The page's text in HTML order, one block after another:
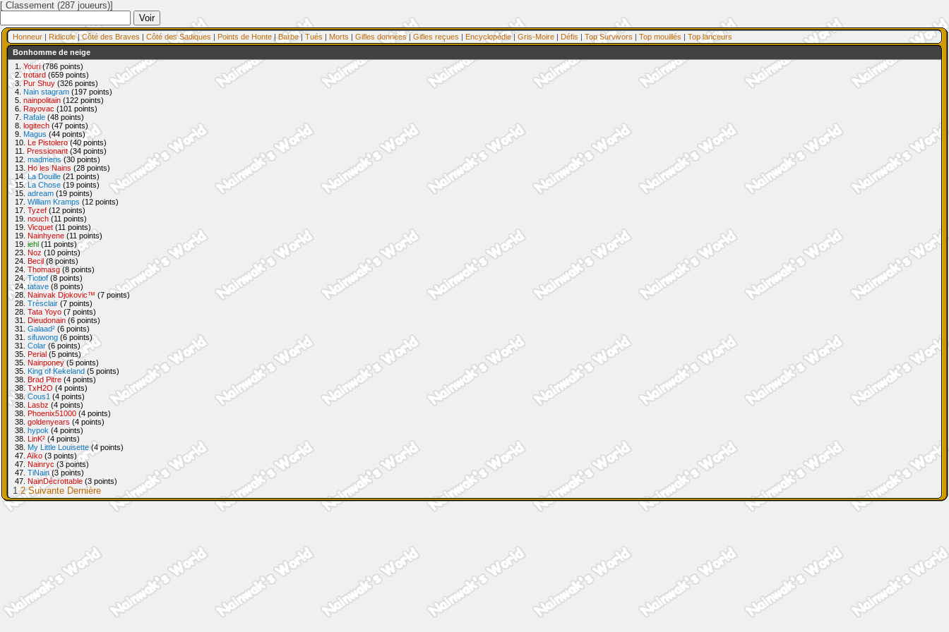
[ Classement (287 joueurs)]
Honneur | Ridicule|Côté des Braves | Côté des Sadiques | Points de Honte |Barbe| Tués | Morts | Gifles données | Gifles reçues | Encyclopédie| Gris-Moire | Défis | Top Survivors | Top mouillés | Top lanceurs
Bonhomme de neige
1. Youri(786 points)
2.trotard (659 points)
3. Pur Shuy (326 points)
4. Nain stagram (197 points)
5. nainpolitain (122 points)
6. Rayovac (101 points)
7. Rafale (48 points)
8. logitech (47 points)
9. Magus (44 points)
10. Le Pistolero(40 points)
11. Pressionant(34 points)
12. madmens(30 points)
13. Ho les Nains (28 points)
14.La Douille (21 points)
15.La Chose (19 points)
15. adream (19 points)
17. William Kramps (12 points)
17. Tyzef (12 points)
19. nouch (11 points)
19. Vicquet (11 points)
19. Nainhyene (11 points)
19. iehl (11 points)
23. Noz (10 points)
24. Becil (8 points)
24. Thomasg(8 points)
24.Tiotiof(8 points)
24.tatave (8 points)
28. Nainvak Djokovic™ (7 points)
28. Trèsclair (7 points)
28. Tata Yoyo (7 points)
31. Dieudonain (6 points)
31. Galaad² (6 points)
31. sifuwong (6 points)
31. Colar (6 points)
35. Perial (5 points)
35. Nainponey(5 points)
35. King of Kekeland (5 points)
38. Brad Pitre (4 points)
38.TxH2O (4 points)
38.Cous1 (4 points)
38. Lasbz (4 points)
38. Phoenix51000 (4 points)
38. goldenyears (4 points)
38. hypok (4 points)
38. LinK² (4 points)
38. My Little Louisette(4 points)
47. Aïko (3 points)
47. Nainryc (3 points)
47. TiNain(3 points)
47. NainDécrottable (3 points)
1 2 Suivante Dernière